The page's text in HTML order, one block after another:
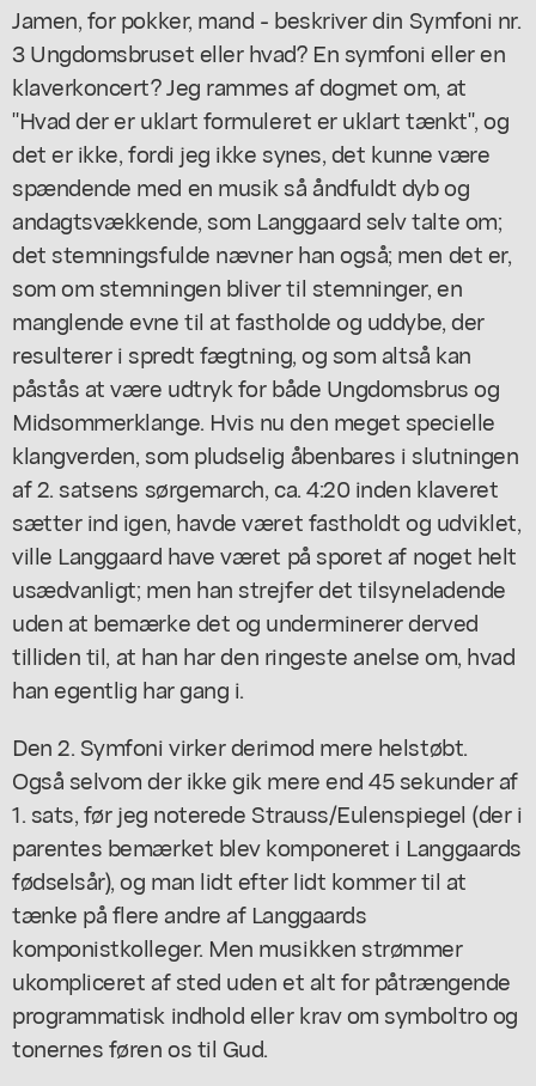
Jamen, for pokker, mand - beskriver din Symfoni nr.
3 Ungdomsbruset eller hvad? En symfoni eller en
klaverkoncert? Jeg rammes af dogmet om, at
"Hvad der er uklart formuleret er uklart tænkt", og
det er ikke, fordi jeg ikke synes, det kunne være
spændende med en musik så åndfuldt dyb og
andagtsvækkende, som Langgaard selv talte om;
det stemningsfulde nævner han også; men det er,
som om stemningen bliver til stemninger, en
manglende evne til at fastholde og uddybe, der
resulterer i spredt fægtning, og som altså kan
påstås at være udtryk for både Ungdomsbrus og
Midsommerklange. Hvis nu den meget specielle
klangverden, som pludselig åbenbares i slutningen
af 2. satsens sørgemarch, ca. 4:20 inden klaveret
sætter ind igen, havde været fastholdt og udviklet,
ville Langgaard have været på sporet af noget helt
usædvanligt; men han strejfer det tilsyneladende
uden at bemærke det og underminerer derved
tilliden til, at han har den ringeste anelse om, hvad
han egentlig har gang i.
Den 2. Symfoni virker derimod mere helstøbt.
Også selvom der ikke gik mere end 45 sekunder af
1. sats, før jeg noterede Strauss/Eulenspiegel (der i
parentes bemærket blev komponeret i Langgaards
fødselsår), og man lidt efter lidt kommer til at
tænke på flere andre af Langgaards
komponistkolleger. Men musikken strømmer
ukompliceret af sted uden et alt for påtrængende
programmatisk indhold eller krav om symboltro og
tonernes føren os til Gud.